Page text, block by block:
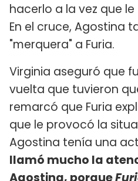
hacerlo a la vez que
En el cruce, Agostina
"merquera" a Furia.
Virginia aseguró que
vuelta que tuvieron
remarcó que Furia
que le provocó la
Agostina tenía una
llamó mucho la
Agostina, porque